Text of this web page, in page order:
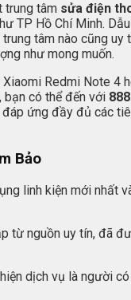
trung tâm sửa điện
TP Hồ Chí Minh.
tâm nào cũng uy
như mong muốn.
Xiaomi Redmi Note 4
bạn có thể đến với
ứng đầy đủ các
Bảo
linh kiện mới nhất
từ nguồn uy tín, đã
dịch vụ là người có